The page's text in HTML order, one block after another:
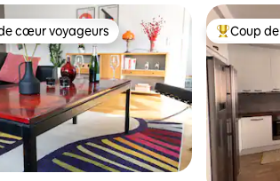
cœur voyageurs les plus appréciés
cœur voyageurs Coups de
Coup